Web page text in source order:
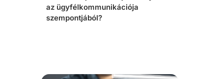
az ügyfélkommunikációja
szempontjából?